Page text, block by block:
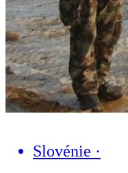
Slovénie ·